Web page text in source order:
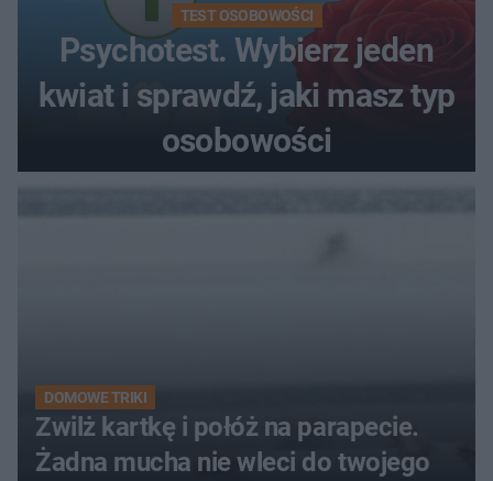
TEST OSOBOWOŚCI
Psychotest. Wybierz jeden
kwiat i sprawdź, jaki masz typ
osobowości
DOMOWE TRIKI
Zwilż kartkę i połóż na parapecie.
Żadna mucha nie wleci do twojego